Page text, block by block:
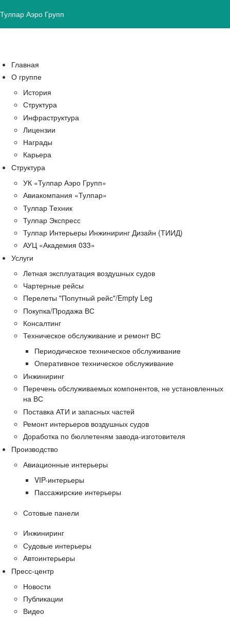
Тулпар Аэро Групп
Главная
О группе
История
Структура
Инфраструктура
Лицензии
Награды
Карьера
Структура
УК «Тулпар Аэро Групп»
Авиакомпания «Тулпар»
Тулпар Техник
Тулпар Экспресс
Тулпар Интерьеры Инжиниринг Дизайн (ТИИД)
АУЦ «Академия 033»
Услуги
Летная эксплуатация воздушных судов
Чартерные рейсы
Перелеты "Попутный рейс"/Empty Leg
Покупка/Продажа ВС
Консалтинг
Техническое обслуживание и ремонт ВС
Периодическое техническое обслуживание
Оперативное техническое обслуживание
Инжиниринг
Перечень обслуживаемых компонентов, не установленных
на ВС
Поставка АТИ и запасных частей
Ремонт интерьеров воздушных судов
Доработка по бюллетеням завода-изготовителя
Производство
Авиационные интерьеры
VIP-интерьеры
Пассажирские интерьеры
Сотовые панели
Инжиниринг
Судовые интерьеры
Автоинтерьеры
Пресс-центр
Новости
Публикации
Видео